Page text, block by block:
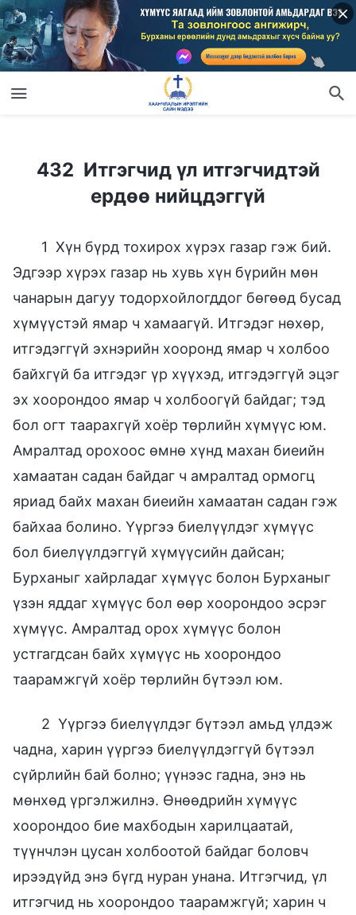
432 Итгэгчид үл итгэгчидтэй ердөө нийцдэггүй
432 Итгэгчид үл итгэгчидтэй
ердөө нийцдэггүй
1 Хүн бүрд тохирох хүрэх газар гэж бий.
Эдгээр хүрэх газар нь хувь хүн бүрийн мөн
чанарын дагуу тодорхойлогддог бөгөөд бусад
хүмүүстэй ямар ч хамаагүй. Итгэдэг нөхөр,
итгэдэггүй эхнэрийн хооронд ямар ч холбоо
байхгүй ба итгэдэг үр хүүхэд, итгэдэггүй эцэг
эх хоорондоо ямар ч холбоогүй байдаг; тэд
бол огт таарахгүй хоёр төрлийн хүмүүс юм.
Амралтад орохоос өмнө хүнд махан биеийн
хамаатан садан байдаг ч амралтад ормогц
яриад байх махан биеийн хамаатан садан гэж
байхаа болино. Үүргээ биелүүлдэг хүмүүс
бол биелүүлдэггүй хүмүүсийн дайсан;
Бурханыг хайрладаг хүмүүс болон Бурханыг
үзэн яддаг хүмүүс бол өөр хоорондоо эсрэг
хүмүүс. Амралтад орох хүмүүс болон
устгагдсан байх хүмүүс нь хоорондоо
таарамжгүй хоёр төрлийн бүтээл юм.
2 Үүргээ биелүүлдэг бүтээл амьд үлдэж
чадна, харин үүргээ биелүүлдэггүй бүтээл
сүйрлийн бай болно; үүнээс гадна, энэ нь
мөнхөд үргэлжилнэ. Өнөөдрийн хүмүүс
хоорондоо бие махбодын харилцаатай,
түүнчлэн цусан холбоотой байдаг боловч
ирээдүйд энэ бүгд нуран унана. Итгэгчид, үл
итгэгчид нь хоорондоо таарамжгүй; харин ч